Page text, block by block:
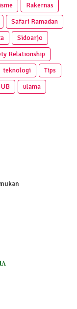
Rakernas
Safari Ramadan
Sidoarjo
Relationship
teknologi
Tips
UB
ulama